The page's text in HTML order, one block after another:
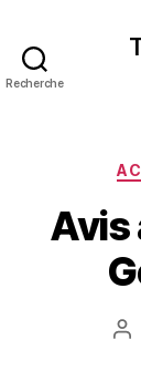
Recherche
Avis